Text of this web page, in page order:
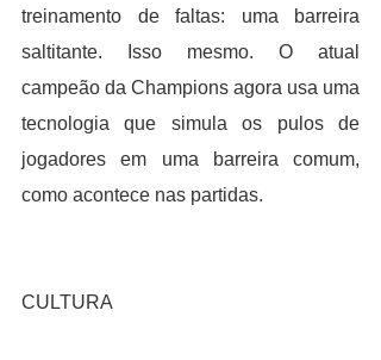
treinamento de faltas: uma barreira
saltitante. Isso mesmo. O atual
campeão da Champions agora usa uma
tecnologia que simula os pulos de
jogadores em uma barreira comum,
como acontece nas partidas.
CULTURA